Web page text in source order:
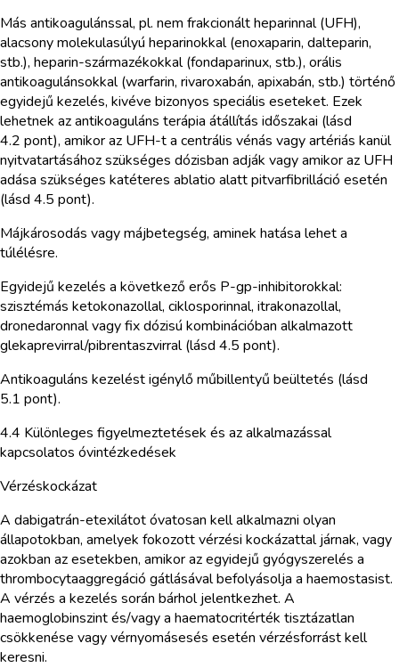
Más antikoagulánssal, pl. nem frakcionált heparinnal (UFH),
alacsony molekulasúlyú heparinokkal (enoxaparin, dalteparin,
stb.), heparin-származékokkal (fondaparinux, stb.), orális
antikoagulánsokkal (warfarin, rivaroxabán, apixabán, stb.) történő
egyidejű kezelés, kivéve bizonyos speciális eseteket. Ezek
lehetnek az antikoaguláns terápia átállítás időszakai (lásd
4.2 pont), amikor az UFH-t a centrális vénás vagy artériás kanül
nyitvatartásához szükséges dózisban adják vagy amikor az UFH
adása szükséges katéteres ablatio alatt pitvarfibrilláció esetén
(lásd 4.5 pont).
Májkárosodás vagy májbetegség, aminek hatása lehet a
túlélésre.
Egyidejű kezelés a következő erős P-gp-inhibitorokkal:
szisztémás ketokonazollal, ciklosporinnal, itrakonazollal,
dronedaronnal vagy fix dózisú kombinációban alkalmazott
glekaprevirral/pibrentaszvirral (lásd 4.5 pont).
Antikoaguláns kezelést igénylő műbillentyű beültetés (lásd
5.1 pont).
4.4 Különleges figyelmeztetések és az alkalmazással
kapcsolatos óvintézkedések
Vérzéskockázat
A dabigatrán-etexilátot óvatosan kell alkalmazni olyan
állapotokban, amelyek fokozott vérzési kockázattal járnak, vagy
azokban az esetekben, amikor az egyidejű gyógyszerelés a
thrombocytaaggregáció gátlásával befolyásolja a haemostasist.
A vérzés a kezelés során bárhol jelentkezhet. A
haemoglobinszint és/vagy a haematocritérték tisztázatlan
csökkenése vagy vérnyomásesés esetén vérzésforrást kell
keresni.